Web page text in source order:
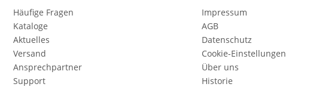
Häufige Fragen
Kataloge
Aktuelles
Versand
Ansprechpartner
Support
Impressum
AGB
Datenschutz
Cookie-Einstellungen
Über uns
Historie